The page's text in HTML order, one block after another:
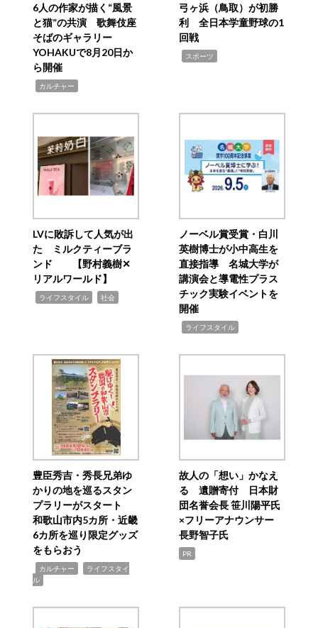
6人の作家が描く“風景
と猫”の共演 歌舞伎座
そばのギャラリー
YOHAKUで8月20日か
ら開催
カルチャー
弓ヶ浜（鳥取）が初勝
利 全日本学童野球の1
回戦
スポーツ
LVに敗訴して人気が出
た ミルクティーブラ
ンド 【野村義樹✕
リアルワールド】
ライフスタイル 社会
ノーベル賞受賞・白川
英樹博士が小中高生を
直接指導 名城大学が
講演会と導電性プラス
チック実験イベントを
開催
ライフスタイル
豊臣秀吉・秀長兄弟ゆ
かりの地を巡るスタン
プラリーがスタート
和歌山市内5カ所・近畿
6カ所を巡り限定グッズ
をもらおう
カルチャー
ライフスタイ
ル
故人の「想い」かなえ
る 遺贈寄付 日本財
団名誉会長 笹川陽平氏
×フリーアナウンサー
長野智子氏
PR